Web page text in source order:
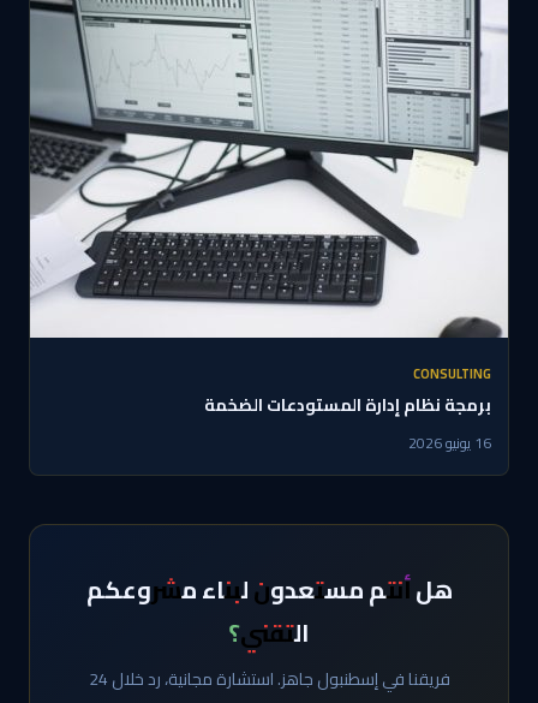
CONSULTING
برمجة نظام إدارة المستودعات الضخمة
16 يونيو 2026
هل أنتم مستعدون لبناء مشروعكم
التقني؟
فريقنا في إسطنبول جاهز. استشارة مجانية، رد خلال 24